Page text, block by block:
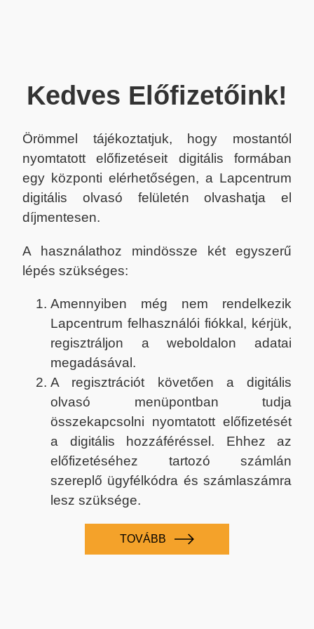
Kedves Előfizetőink!
Örömmel tájékoztatjuk, hogy mostantól
nyomtatott előfizetéseit digitális formában
egy központi elérhetőségen, a Lapcentrum
digitális olvasó felületén olvashatja el
díjmentesen.
A használathoz mindössze két egyszerű
lépés szükséges:
Amennyiben még nem rendelkezik
Lapcentrum felhasználói fiókkal, kérjük,
regisztráljon a weboldalon adatai
megadásával.
A regisztrációt követően a digitális
olvasó menüpontban tudja
összekapcsolni nyomtatott előfizetését
a digitális hozzáféréssel. Ehhez az
előfizetéséhez tartozó számlán
szereplő ügyfélkódra és számlaszámra
lesz szüksége.
TOVÁBB